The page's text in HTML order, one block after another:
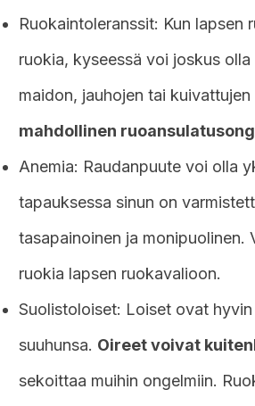
Ruokaintoleranssit: Kun
ruokia, kyseessä voi joskus
maidon, jauhojen tai
mahdollinen
Anemia: Raudanpuute voi olla
tapauksessa sinun on
tasapainoinen ja monipuolinen.
ruokia lapsen ruokavalioon.
Suolistoloiset: Loiset ovat
suuhunsa. Oireet voivat
sekoittaa muihin ongelmiin.